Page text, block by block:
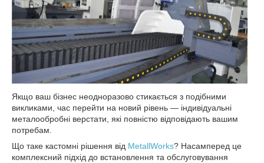
Якщо ваш бізнес неодноразово стикається з подібними
викликами, час перейти на новий рівень — індивідуальні
металообробні верстати, які повністю відповідають вашим
потребам.
Що таке кастомні рішення від MetallWorks? Насамперед це
комплексний підхід до встановлення та обслуговування